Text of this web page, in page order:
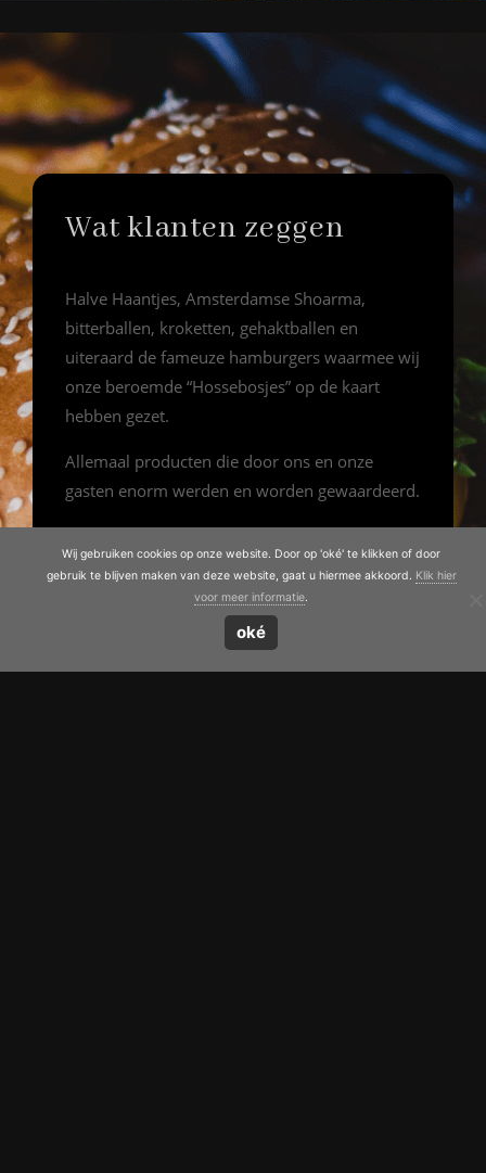
Wat klanten zeggen
Halve Haantjes, Amsterdamse Shoarma,
bitterballen, kroketten, gehaktballen en
uiteraard de fameuze hamburgers waarmee wij
onze beroemde “Hossebosjes” op de kaart
hebben gezet.
Allemaal producten die door ons en onze
gasten enorm werden en worden gewaardeerd.
Frans Nutterts al 25 jaar!
Wessel & Froukje de Roos - Café de Hossebos, De
Wij gebruiken cookies op onze website. Door op 'oké' te klikken of door
gebruik te blijven maken van deze website, gaat u hiermee akkoord. Klik hier
voor meer informatie.
oké